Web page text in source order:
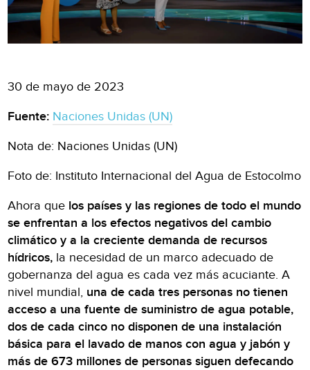
30 de mayo de 2023
Fuente: Naciones Unidas (UN)
Nota de: Naciones Unidas (UN)
Foto de: Instituto Internacional del Agua de Estocolmo
Ahora que los países y las regiones de todo el mundo
se enfrentan a los efectos negativos del cambio
climático y a la creciente demanda de recursos
hídricos, la necesidad de un marco adecuado de
gobernanza del agua es cada vez más acuciante. A
nivel mundial, una de cada tres personas no tienen
acceso a una fuente de suministro de agua potable,
dos de cada cinco no disponen de una instalación
básica para el lavado de manos con agua y jabón y
más de 673 millones de personas siguen defecando